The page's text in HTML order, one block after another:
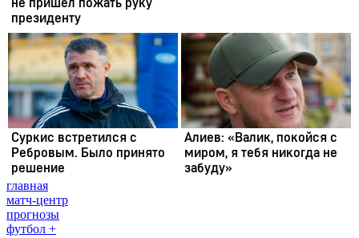
главная
матч-центр
прогнозы
футбол +